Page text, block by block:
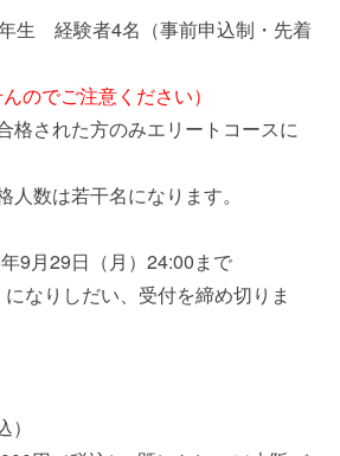
生 経験者4名（事前申込制・先着
のでご注意ください）
格された方のみエリートコースに
数は若干名になります。
9月29日（月）24:00まで
なりしだい、受付を締め切りま